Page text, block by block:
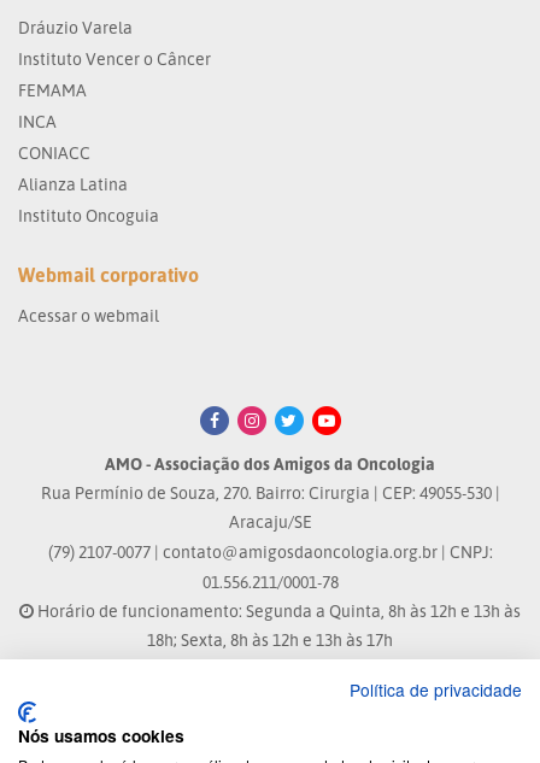
Dráuzio Varela
Instituto Vencer o Câncer
FEMAMA
INCA
CONIACC
Alianza Latina
Instituto Oncoguia
Webmail corporativo
Acessar o webmail
AMO - Associação dos Amigos da Oncologia
Rua Permínio de Souza, 270. Bairro: Cirurgia | CEP: 49055-530 |
Aracaju/SE
(79) 2107-0077 | contato@amigosdaoncologia.org.br| CNPJ:
01.556.211/0001-78
Horário de funcionamento: Segunda a Quinta, 8h às 12h e 13h às
18h; Sexta, 8h às 12h e 13h às 17h
Site atualizado em: 04/08/2026 às 10:33hPolítica de privacidade
Nós usamos cookies